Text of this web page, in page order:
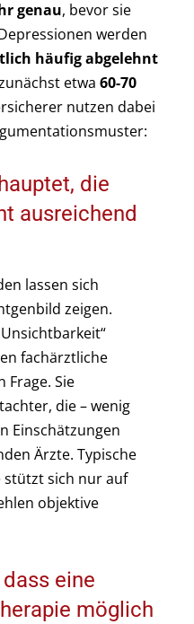
genau, bevor sie
werden
häufig abgelehnt
etwa 60-70
nutzen dabei
die
ausreichend
lassen sich
zeigen.
fachärztliche
Frage. Sie
die – wenig
Einschätzungen
Ärzte. Typische
stützt sich nur auf
objektive
eine
möglich